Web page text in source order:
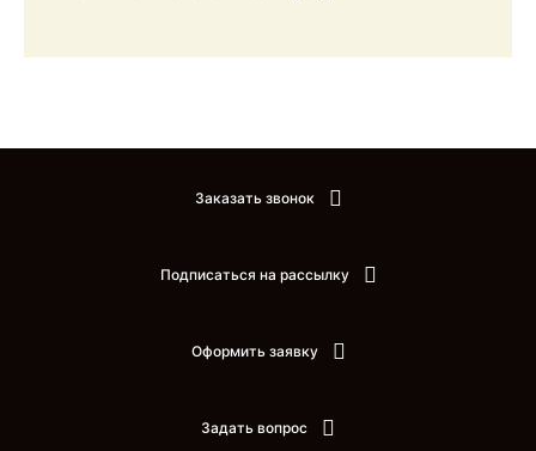
Заказать звонок
Подписаться на рассылку
Оформить заявку
Задать вопрос